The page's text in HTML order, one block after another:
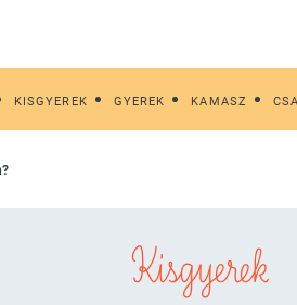
KISGYEREK GYEREK KAMASZ
Kisgyerek